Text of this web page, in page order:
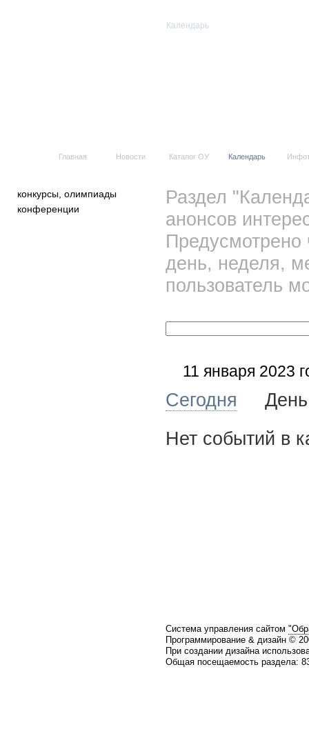
Главная Новости Каталог ОУ Календарь
Календарь
конкурсы, олимпиады
конференции
Раздел
анонсов
день, неделя,
пользователь
11 января 2023
Сегодня
Нет событий в
Система управления сайтом
Программирование & дизайн ©
При создании дизайна
Общая посещаемость раздела: